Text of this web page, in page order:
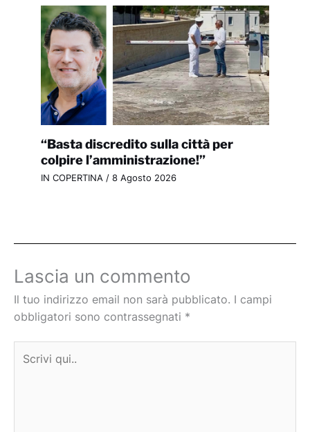
“Basta discredito sulla città per
colpire l’amministrazione!”
IN COPERTINA/ 8 Agosto 2026
Lascia un commento
Il tuo indirizzo email non sarà pubblicato. I campi
obbligatori sono contrassegnati *
qui..